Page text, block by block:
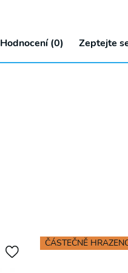
Hodnocení (0) Zeptejte
ČÁSTEČNĚ